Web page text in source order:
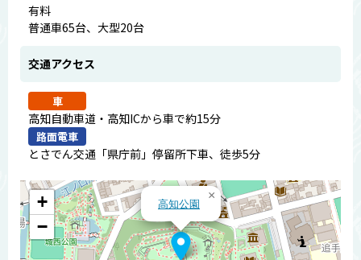
有料
普通車65台、大型20台
交通アクセス
車
高知自動車道・高知ICから車で約15分
路面電車
とさでん交通「県庁前」停留所下車、徒歩5分
高知公園
×
+
−